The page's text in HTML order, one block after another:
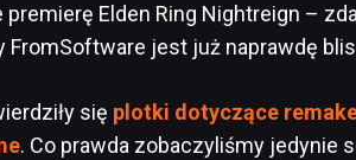
Elden Ring Nightreign –
FromSoftware jest już naprawdę
się plotki dotyczące
. Co prawda zobaczyliśmy jedynie